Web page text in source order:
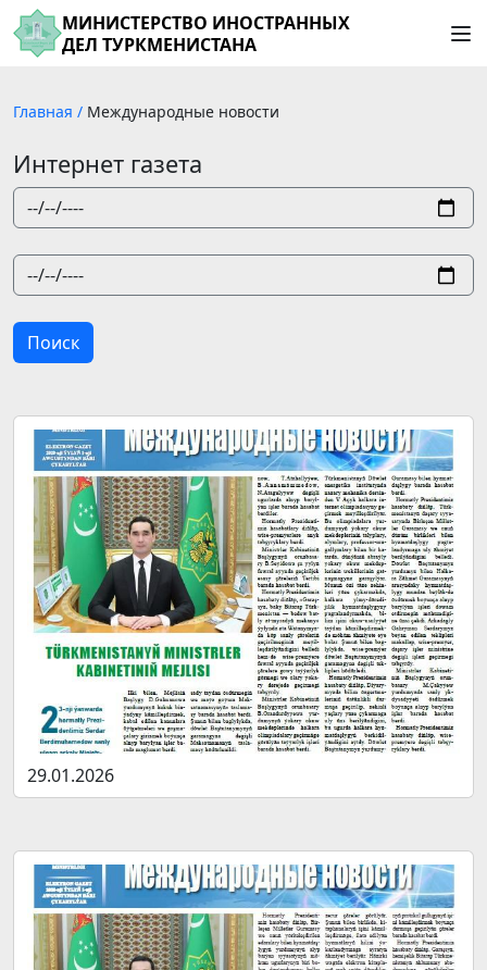
МИНИСТЕРСТВО ИНОСТРАННЫХ
ДЕЛ ТУРКМЕНИСТАНА
Главная / Международные новости
Интернет газета
Поиск
29.01.2026